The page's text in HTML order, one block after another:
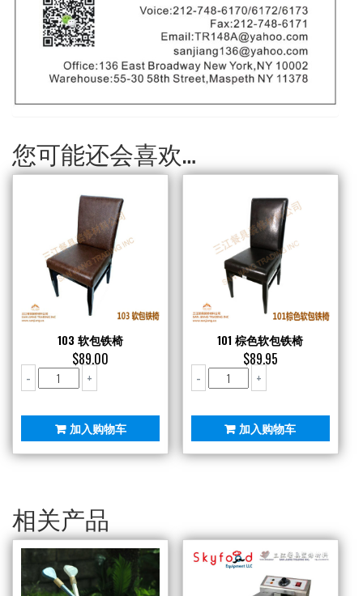
您可能还会喜欢…
103 软包铁椅
$89.00
-
软
椅
数
+
加入购物车
101 棕色软包铁椅
$89.95
-
棕
包
铁
+
加入购物车
相关产品